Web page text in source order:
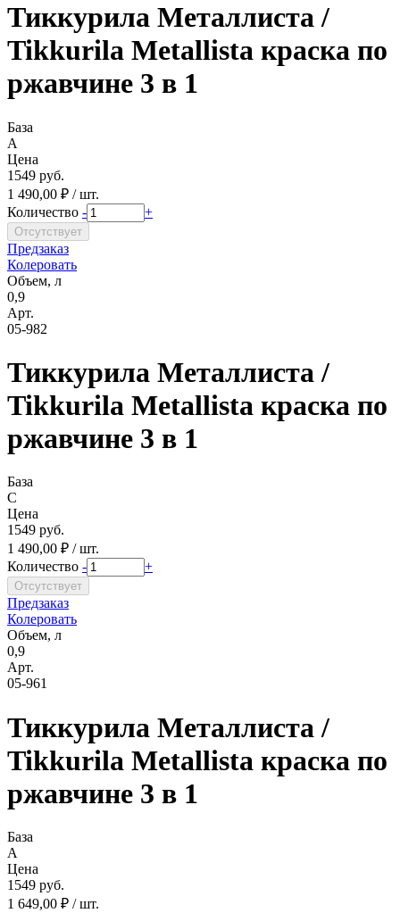
Тиккурила Металлиста /
Tikkurila Metallista краска по
ржавчине 3 в 1
База
A
Цена
1549 руб.
1 490,00 ₽ / шт.
Количество - +
Предзаказ
Колеровать
Объем, л
0,9
Арт.
05-982
Тиккурила Металлиста /
Tikkurila Metallista краска по
ржавчине 3 в 1
База
C
Цена
1549 руб.
1 490,00 ₽ / шт.
Количество - +
Предзаказ
Колеровать
Объем, л
0,9
Арт.
05-961
Тиккурила Металлиста /
Tikkurila Metallista краска по
ржавчине 3 в 1
База
A
Цена
1549 руб.
1 649,00 ₽ / шт.